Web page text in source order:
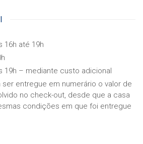
16h até 19h
19h – mediante custo adicional
ser entregue em numerário o valor de
no check-out, desde que a casa
condições em que foi entregue